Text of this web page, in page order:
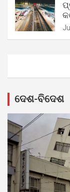
ଦେଶ-ବିଦେଶ